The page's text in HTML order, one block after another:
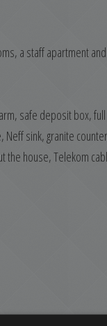
a staff apartment and
safe deposit box,
sink, granite
the house, Telekom